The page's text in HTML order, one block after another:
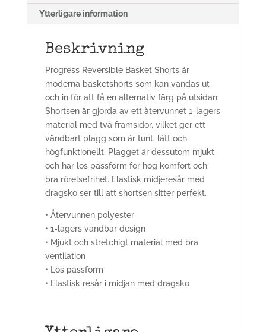
Ytterligare information
Beskrivning
Progress Reversible Basket Shorts är
moderna basketshorts som kan vändas ut
och in för att få en alternativ färg på utsidan.
Shortsen är gjorda av ett återvunnet 1-lagers
material med två framsidor, vilket ger ett
vändbart plagg som är tunt, lätt och
högfunktionellt. Plagget är dessutom mjukt
och har lös passform för hög komfort och
bra rörelsefrihet. Elastisk midjeresår med
dragsko ser till att shortsen sitter perfekt.
• Återvunnen polyester
• 1-lagers vändbar design
• Mjukt och stretchigt material med bra
ventilation
• Lös passform
• Elastisk resår i midjan med dragsko